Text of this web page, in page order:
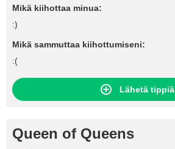
Mikä kiihottaa minua:
:)
Mikä sammuttaa kiihottumiseni:
:(
Lähetä tippiä
Queen of Queens